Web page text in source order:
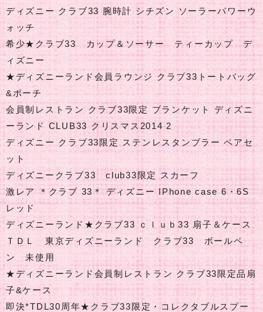
ディズニー クラブ33 腕時計 シチズン ソーラーパワーウ
ォッチ
希少★クラブ33 カップ＆ソーサー ティーカップ デ
ィズニー
★ディズニーランド会員ラウンジ クラブ33トートバッグ
&ポーチ
会員制レストラン クラブ33限定 ブランケット ディズニ
ーランド CLUB33 クリスマス2014 2
ディズニー クラブ33限定 ステンレスタンブラー ペアセ
ット
ディズニークラブ33 club33限定 スカーフ
激レア ＊クラブ 33＊ ディズニー IPhone case 6・6S
レッド
ディズニーランド★クラブ33 ｃｌｕｂ33 扇子＆ケース
ＴＤＬ 東京ディズニーランド クラブ33 ボールペ
ン 未使用
★ディズニーランド会員制レストラン クラブ33限定品扇
子&ケース
即決*TDL30周年★クラブ33限定・コレクタブルスプー